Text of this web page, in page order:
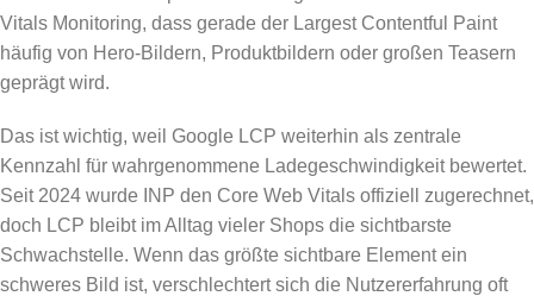
Vitals Monitoring, dass gerade der Largest Contentful Paint
häufig von Hero-Bildern, Produktbildern oder großen Teasern
geprägt wird.
Das ist wichtig, weil Google LCP weiterhin als zentrale
Kennzahl für wahrgenommene Ladegeschwindigkeit bewertet.
Seit 2024 wurde INP den Core Web Vitals offiziell zugerechnet,
doch LCP bleibt im Alltag vieler Shops die sichtbarste
Schwachstelle. Wenn das größte sichtbare Element ein
schweres Bild ist, verschlechtert sich die Nutzererfahrung oft